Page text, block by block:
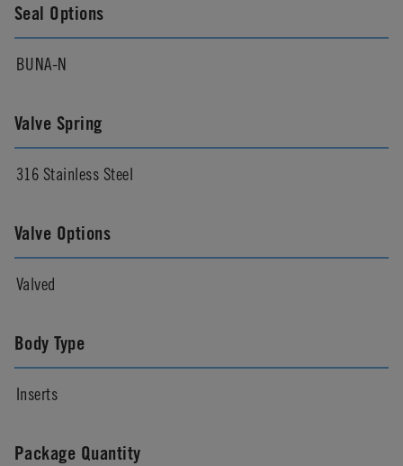
Seal Options
BUNA-N
Valve Spring
316 Stainless Steel
Valve Options
Valved
Body Type
Inserts
Package Quantity